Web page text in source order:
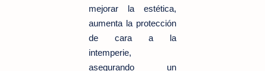
mejorar la estética,
aumenta la protección
de cara a la
intemperie,
asegurando un